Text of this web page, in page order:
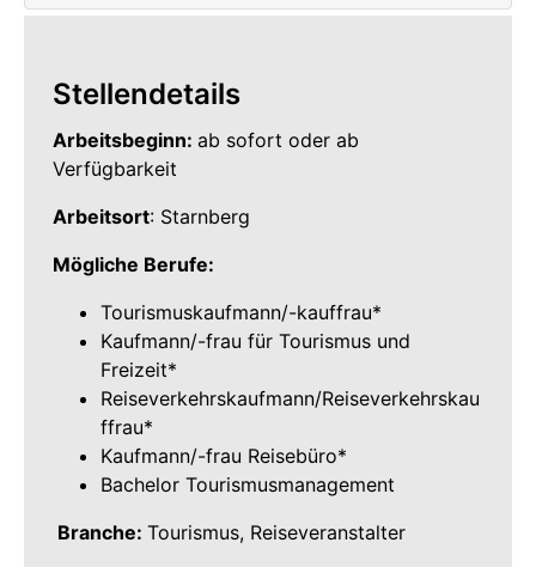
Stellendetails
Arbeitsbeginn: ab sofort oder ab
Verfügbarkeit
Arbeitsort: Starnberg
Mögliche Berufe:
Tourismuskaufmann/-kauffrau*
Kaufmann/-frau für Tourismus und
Freizeit*
Reiseverkehrskaufmann/Reiseverkehrskau
ffrau*
Kaufmann/-frau Reisebüro*
Bachelor Tourismusmanagement
Branche: Tourismus, Reiseveranstalter